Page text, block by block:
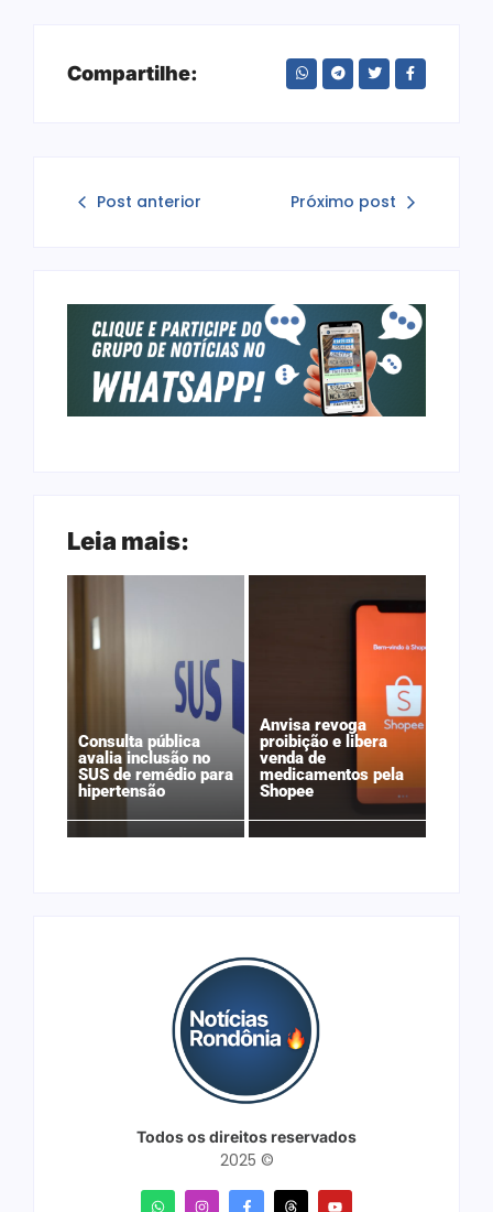
Compartilhe:
Post anterior Próximo post
Leia mais:
Consulta pública
avalia inclusão no
SUS de remédio para
hipertensão
Anvisa revoga
proibição e libera
venda de
medicamentos pela
Shopee
Todos os direitos reservados
2025 ©